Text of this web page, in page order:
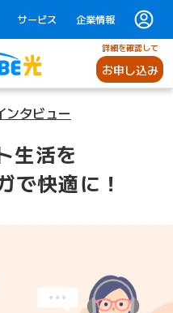
サービス 企業情報
詳細を確認して
お申し込み
ンタビュー
生活を
で快適に！